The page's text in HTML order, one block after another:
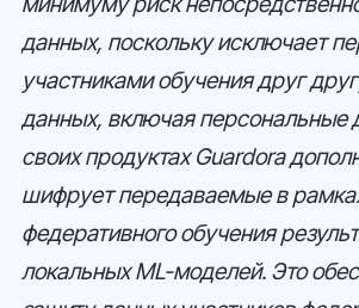
данных, поскольку исключает
участниками обучения друг
данных, включая персональные
своих продуктах Guardora
шифрует передаваемые в
федеративного обучения
локальных ML-моделей. Это